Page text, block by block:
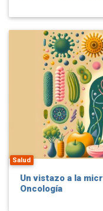
Salud
Un vistazo a la
Oncología